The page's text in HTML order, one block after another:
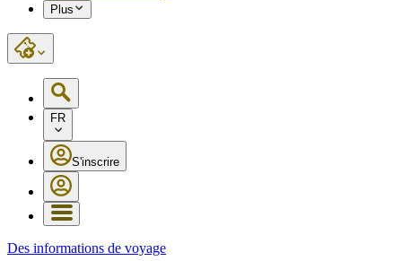
Plus
FR
S'inscrire
Des informations de voyage